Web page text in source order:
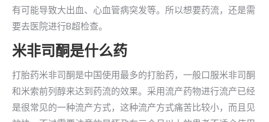
有可能导致大出血、心血管病突发等。所以想要药流，还是需
要去医院进行B超检查。
米非司酮是什么药
打胎药米非司酮是中国使用最多的打胎药，一般口服米非司酮
和米索前列醇来达到药流的效果。采用流产药物进行流产已经
是很常见的一种流产方式，这种流产方式痛苦比较小，而且见